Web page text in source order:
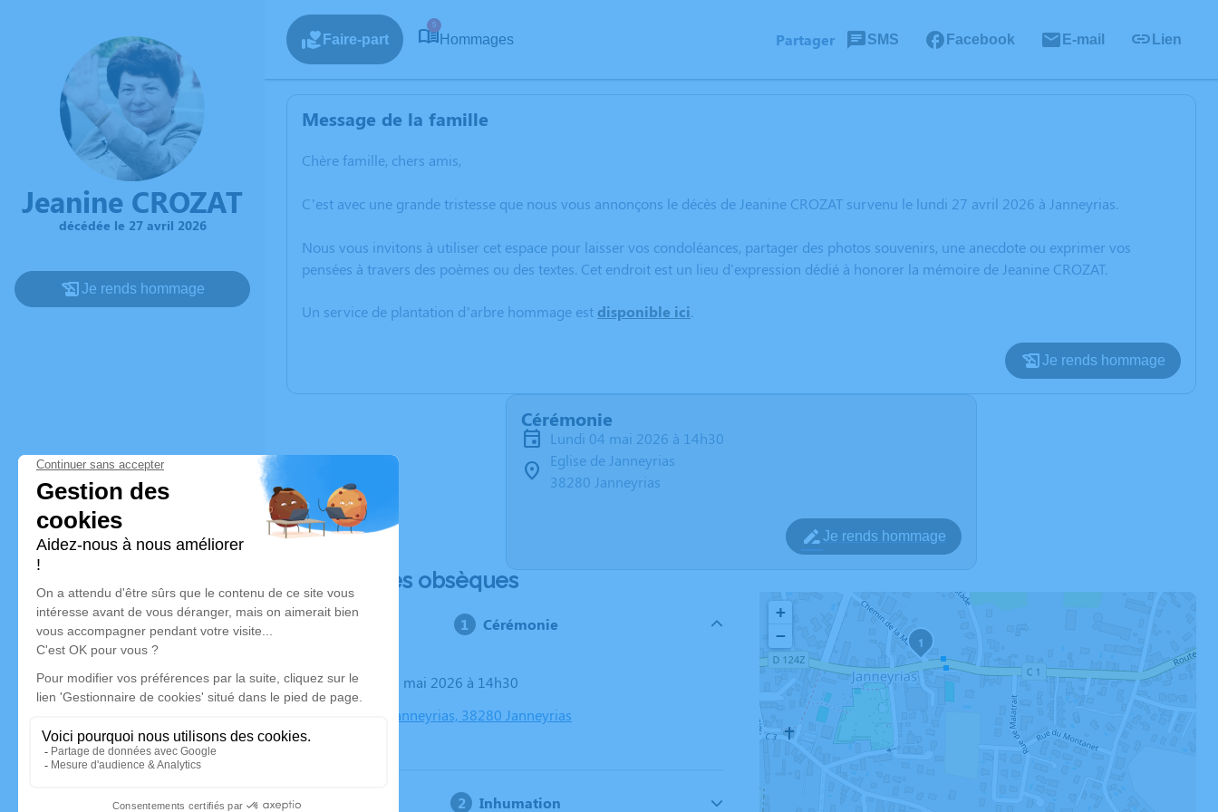
Jeanine CROZAT
décédée le 27 avril 2026
Je rends hommage
Faire-part
5
Hommages Partager SMS Facebook E-mail Lien
Message de la famille
Chère famille, chers amis,
C’est avec une grande tristesse que nous vous annonçons le décès de Jeanine CROZAT survenu le lundi 27 avril 2026 à Janneyrias.
Nous vous invitons à utiliser cet espace pour laisser vos condoléances, partager des photos souvenirs, une anecdote ou exprimer vos
pensées à travers des poèmes ou des textes. Cet endroit est un lieu d'expression dédié à honorer la mémoire de Jeanine CROZAT.
Un service de plantation d’arbre hommage est disponible ici.
Je rends hommage
Cérémonie
lundi 04 mai 2026 à 14h30
Eglise de Janneyrias
38280 Janneyrias
Je rends hommage
Déroulé des obsèques
Cérémonie
Le lundi 04 mai 2026 à 14h30
Eglise de Janneyrias, 38280 Janneyrias
Inhumation
1
+
−